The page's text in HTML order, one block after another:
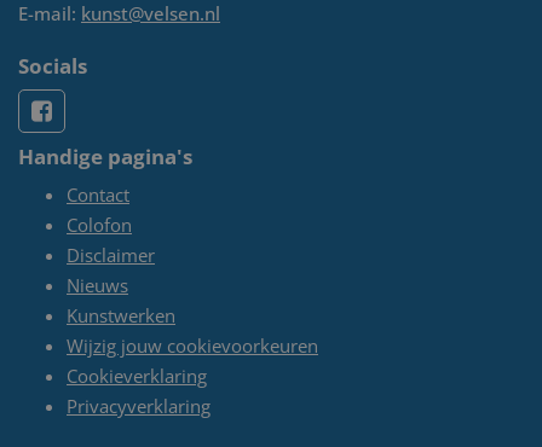
E-mail: kunst@velsen.nl
Socials
Handige pagina's
Contact
Colofon
Disclaimer
Nieuws
Kunstwerken
Wijzig jouw cookievoorkeuren
Cookieverklaring
Privacyverklaring